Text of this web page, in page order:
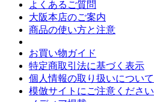
よくあるご質問
大阪本店のご案内
商品の使い方と注意
お買い物ガイド
特定商取引法に基づく表示
個人情報の取り扱いについて
模倣サイトにご注意ください